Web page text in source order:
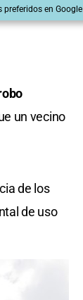
preferidos en Google
un vecino
de los
de uso